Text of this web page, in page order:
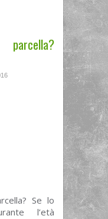
Se lo
l’età